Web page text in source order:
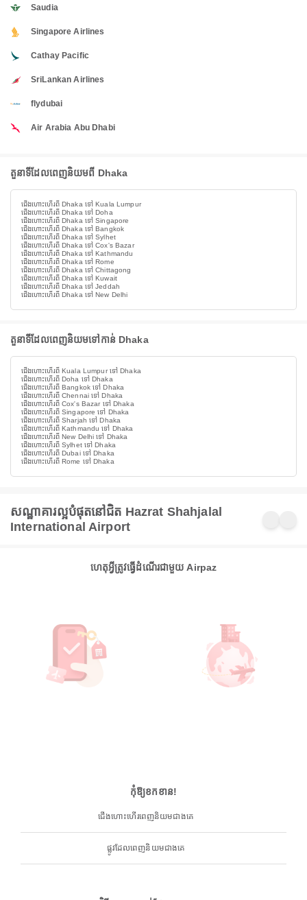
Saudia
Singapore Airlines
Cathay Pacific
SriLankan Airlines
flydubai
Air Arabia Abu Dhabi
តួនាទីដែលពេញនិយមពី Dhaka
ជើងហោះហើរពី Dhaka ទៅ Kuala Lumpur
ជើងហោះហើរពី Dhaka ទៅ Doha
ជើងហោះហើរពី Dhaka ទៅ Singapore
ជើងហោះហើរពី Dhaka ទៅ Bangkok
ជើងហោះហើរពី Dhaka ទៅ Sylhet
ជើងហោះហើរពី Dhaka ទៅ Cox's Bazar
ជើងហោះហើរពី Dhaka ទៅ Kathmandu
ជើងហោះហើរពី Dhaka ទៅ Rome
ជើងហោះហើរពី Dhaka ទៅ Chittagong
ជើងហោះហើរពី Dhaka ទៅ Kuwait
ជើងហោះហើរពី Dhaka ទៅ Jeddah
ជើងហោះហើរពី Dhaka ទៅ New Delhi
តួនាទីដែលពេញនិយមទៅកាន់ Dhaka
ជើងហោះហើរពី Kuala Lumpur ទៅ Dhaka
ជើងហោះហើរពី Doha ទៅ Dhaka
ជើងហោះហើរពី Bangkok ទៅ Dhaka
ជើងហោះហើរពី Chennai ទៅ Dhaka
ជើងហោះហើរពី Cox's Bazar ទៅ Dhaka
ជើងហោះហើរពី Singapore ទៅ Dhaka
ជើងហោះហើរពី Sharjah ទៅ Dhaka
ជើងហោះហើរពី Kathmandu ទៅ Dhaka
ជើងហោះហើរពី New Delhi ទៅ Dhaka
ជើងហោះហើរពី Sylhet ទៅ Dhaka
ជើងហោះហើរពី Dubai ទៅ Dhaka
ជើងហោះហើរពី Rome ទៅ Dhaka
សណ្ឋាគារល្អបំផុតនៅជិត Hazrat Shahjalal
International Airport
ហេតុអ្វីត្រូវធ្វើដំណើរជាមួយ Airpaz
កុំឱ្យខកខាន!
ជើងហោះហើរពេញនិយមជាងគេ
ផ្លូវដែលពេញនិយមជាងគេ